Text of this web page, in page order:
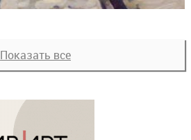
Показать все